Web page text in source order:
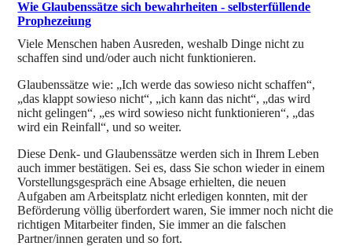
Wie Glaubenssätze sich bewahrheiten - selbsterfüllende
Prophezeiung
Viele Menschen haben Ausreden, weshalb Dinge nicht zu
schaffen sind und/oder auch nicht funktionieren.
Glaubenssätze wie: „Ich werde das sowieso nicht schaffen“,
„das klappt sowieso nicht“, „ich kann das nicht“, „das wird
nicht gelingen“, „es wird sowieso nicht funktionieren“, „das
wird ein Reinfall“, und so weiter.
Diese Denk- und Glaubenssätze werden sich in Ihrem Leben
auch immer bestätigen. Sei es, dass Sie schon wieder in einem
Vorstellungsgespräch eine Absage erhielten, die neuen
Aufgaben am Arbeitsplatz nicht erledigen konnten, mit der
Beförderung völlig überfordert waren, Sie immer noch nicht die
richtigen Mitarbeiter finden, Sie immer an die falschen
Partner/innen geraten und so fort.